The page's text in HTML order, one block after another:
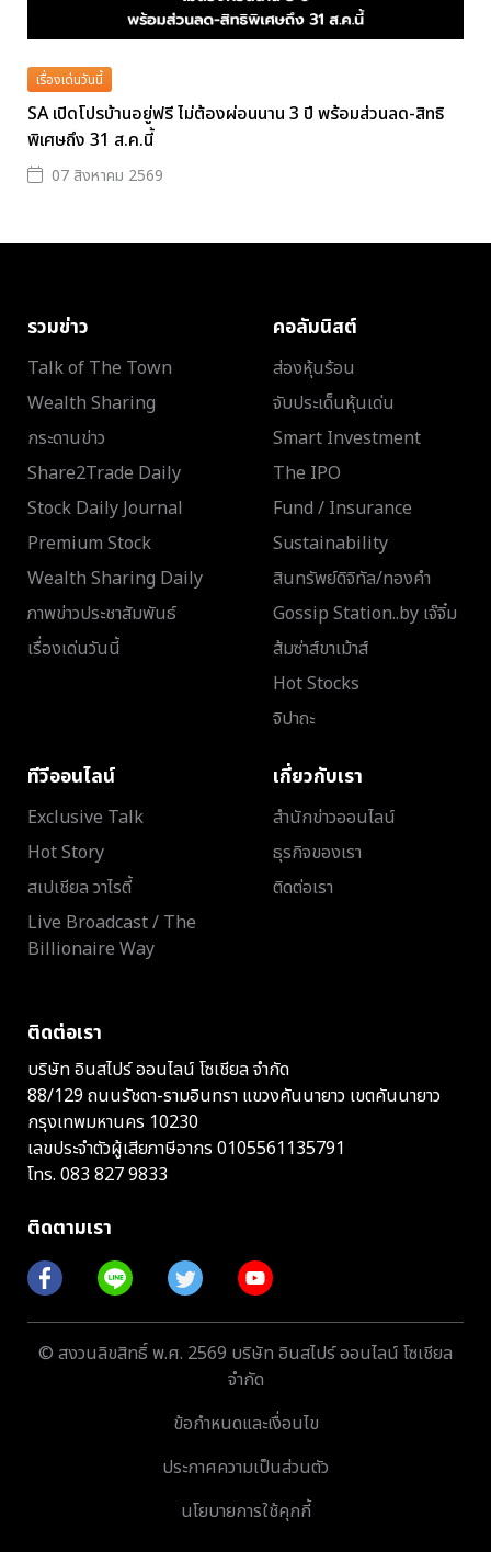
เรื่องเด่นวันนี้
SA เปิดโปรบ้านอยู่ฟรี ไม่ต้องผ่อนนาน 3 ปี พร้อมส่วนลด-สิทธิ
พิเศษถึง 31 ส.ค.นี้
07 สิงหาคม 2569
รวมข่าว
Talk of The Town
Wealth Sharing
กระดานข่าว
Share2Trade Daily
Stock Daily Journal
Premium Stock
Wealth Sharing Daily
ภาพข่าวประชาสัมพันธ์
เรื่องเด่นวันนี้
คอลัมนิสต์
ส่องหุ้นร้อน
จับประเด็นหุ้นเด่น
Smart Investment
The IPO
Fund / Insurance
Sustainability
สินทรัพย์ดิจิทัล/ทองคำ
Gossip Station..by เจ๊จิ๋ม
ส้มซ่าส์ขาเม้าส์
Hot Stocks
จิปาถะ
ทีวีออนไลน์
Exclusive Talk
Hot Story
สเปเชียล วาไรตี้
Live Broadcast / The
Billionaire Way
เกี่ยวกับเรา
สำนักข่าวออนไลน์
ธุรกิจของเรา
ติดต่อเรา
ติดต่อเรา
บริษัท อินสไปร์ ออนไลน์ โซเชียล จำกัด
88/129 ถนนรัชดา-รามอินทรา แขวงคันนายาว เขตคันนายาว
กรุงเทพมหานคร 10230
เลขประจำตัวผู้เสียภาษีอากร 0105561135791
โทร. 083 827 9833
ติดตามเรา
© สงวนลิขสิทธิ์ พ.ศ. 2569 บริษัท อินสไปร์ ออนไลน์ โซเชียล
จำกัด
ข้อกำหนดและเงื่อนไข
ประกาศความเป็นส่วนตัว
นโยบายการใช้คุกกี้